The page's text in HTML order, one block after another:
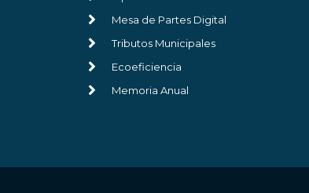
Mesa de Partes Digital
Tributos Municipales
Ecoeficiencia
Memoria Anual